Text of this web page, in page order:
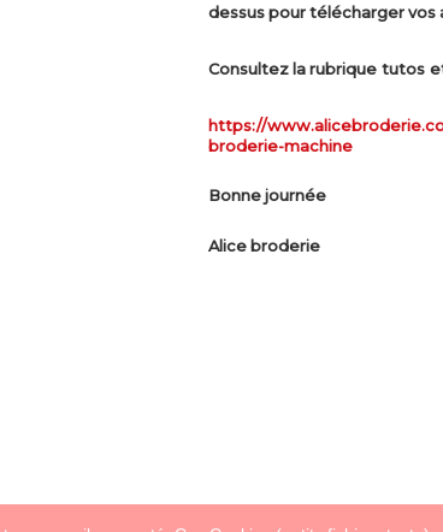
dessus pour télécharger vos
Consultez la rubrique tutos
https://
broderie-machine
Bonne journée
Alice broderie